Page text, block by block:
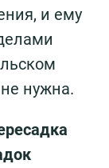
и ему
нужна.